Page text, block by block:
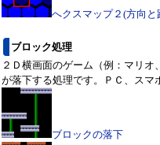
へクスマップ２(方向と
ブロック処理
２Ｄ横画面のゲーム（例：マリ
が落下する処理です。ＰＣ、スマ
ブロックの落下